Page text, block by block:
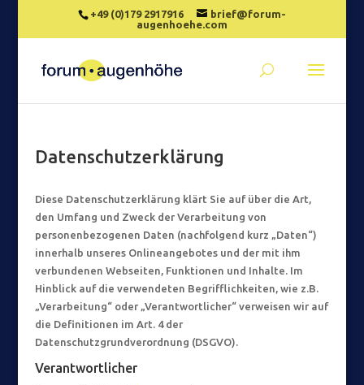
+49 (0)179 2917916
brief@forum-
augenhoehe.com
Datenschutzerklärung
Diese Datenschutzerklärung klärt Sie auf über die Art,
den Umfang und Zweck der Verarbeitung von
personenbezogenen Daten (nachfolgend kurz „Daten“)
innerhalb unseres Onlineangebotes und der mit ihm
verbundenen Webseiten, Funktionen und Inhalte. Im
Hinblick auf die verwendeten Begrifflichkeiten, wie z.B.
„Verarbeitung“ oder „Verantwortlicher“ verweisen wir auf
die Definitionen im Art. 4 der
Datenschutzgrundverordnung (DSGVO).
Verantwortlicher